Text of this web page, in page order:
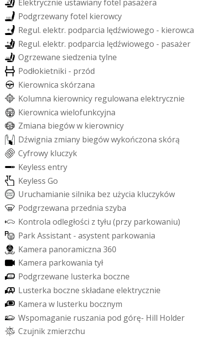
Elektrycznie ustawianyfotel pasażera
Podgrzewanyfotel kierowcy
Regul. elektr. podparcia lędźwiowego - kierowca
Regul. elektr. podparcia lędźwiowego - pasażer
Ogrzewane siedzenia tylne
Podłokietniki - przód
Kierownica skórzana
Kolumna kierownicy regulowana elektrycznie
Kierownica wielofunkcyjna
Zmiana biegóww kierownicy
Dźwignia zmiany biegówwykończona skórą
Cyfrowy kluczyk
Keyless entry
Keyless Go
Uruchamianie silnika bez użycia kluczyków
Podgrzewana przednia szyba
Kontrola odległości z tyłu (przy parkowaniu)
ParkAssistant - asystent parkowania
Kamera panoramiczna 360
Kamera parkowania tył
Podgrzewane lusterka boczne
Lusterka boczne składane elektrycznie
Kamera w lusterku bocznym
Wspomaganie ruszania pod górę- Hill Holder
Czujnik zmierzchu